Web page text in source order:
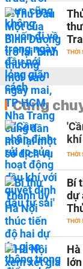
THỜI
Cùng
THỜI
Bí
dự
THỜI
lớn